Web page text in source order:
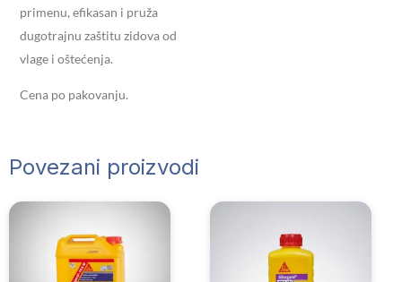
primenu, efikasan i pruža
dugotrajnu zaštitu zidova od
vlage i oštećenja.
Cena po pakovanju.
Povezani proizvodi